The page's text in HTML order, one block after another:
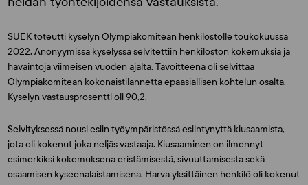
SUEK toteutti kyselyn Olympiakomitean henkilöstölle toukokuussa
2022. Anonyymissä kyselyssä selvitettiin henkilöstön kokemuksia ja
havaintoja viimeisen vuoden ajalta. Tavoitteena oli selvittää
Olympiakomitean kokonaistilannetta epäasiallisen kohtelun osalta.
Kyselyn vastausprosentti oli 90,2.
Selvityksessä nousi esiin työympäristössä esiintynyttä kiusaamista,
jota oli kokenut joka neljäs vastaaja. Kiusaaminen on ilmennyt
esimerkiksi kokemuksena eristämisestä, sivuuttamisesta sekä
osaamisen kyseenalaistamisena. Harva yksittäinen henkilö oli kokenut